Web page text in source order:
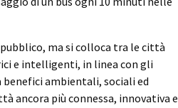
ma si colloca tra le città
e intelligenti, in linea con gli
ambientali, sociali ed
ancora più connessa, innovativa e